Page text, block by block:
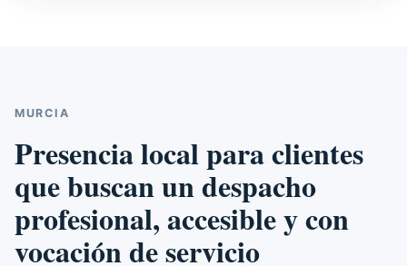
MURCIA
Presencia local para clientes
que buscan un despacho
profesional, accesible y con
vocación de servicio